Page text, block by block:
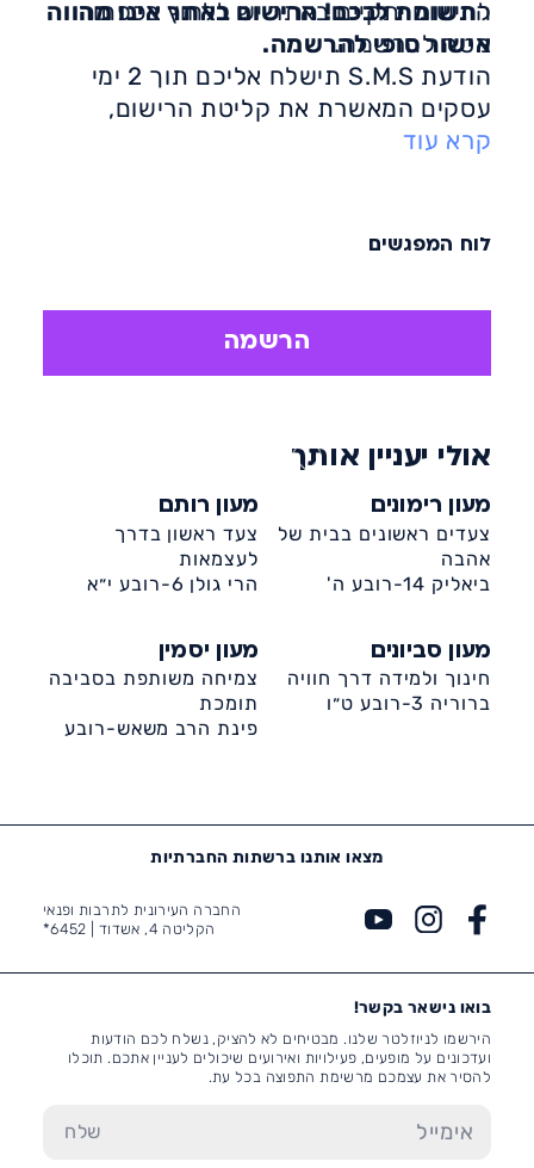
הרישום יתקיים באתר יש ללחוץ בכפתור
מטה להרשמה.
לתשומת לבכם! הרישום באתר אינו מהווה
אישור סופי להרשמה.
הודעת S.M.S תישלח אליכם תוך 2 ימי
עסקים המאשרת את קליטת הרישום,
במידה ולא התקבלה הודעה יש לפנות
או למייל .gilharach@ironit.org.il
מנכ"ל החברה ומבקר עיריית אשדוד.
קרא עוד
הרשמה
לוח המפגשים
אולי יעניין אותך
מעון רימונים
צעדים ראשונים בבית של
אהבה
ביאליק 14-רובע ה'
מעון רותם
צעד ראשון בדרך
לעצמאות
הרי גולן 6-רובע י״א
מעון סביונים
חינוך ולמידה דרך חוויה
ברוריה 3-רובע ט״ו
מעון יסמין
צמיחה משותפת בסביבה
תומכת
פינת הרב משאש-רובע
מצאו אותנו ברשתות החברתיות
החברה העירונית לתרבות ופנאי
הקליטה 4, אשדוד |
6452*
בואו נישאר בקשר!
הירשמו לניוזלטר שלנו. מבטיחים לא להציק, נשלח לכם הודעות
ועדכונים על מופעים, פעילויות ואירועים שיכולים לעניין אתכם. תוכלו
להסיר את עצמכם מרשימת התפוצה בכל עת.